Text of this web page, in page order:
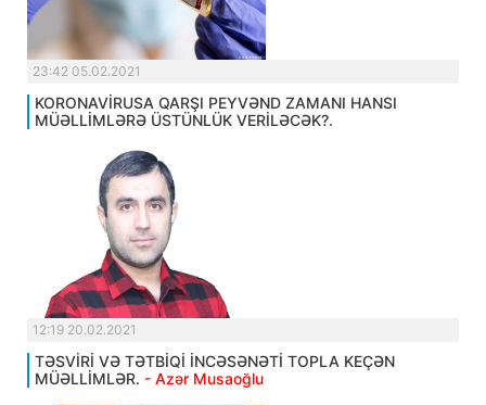
23:42 05.02.2021
KORONAVİRUSA QARŞI PEYVƏND ZAMANI HANSI
MÜƏLLİMLƏRƏ ÜSTÜNLÜK VERİLƏCƏK?.
12:19 20.02.2021
TƏSVİRİ VƏ TƏTBİQİ İNCƏSƏNƏTİ TOPLA KEÇƏN
MÜƏLLİMLƏR. - Azər Musaoğlu